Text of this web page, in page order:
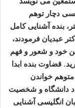
دچار توهم
بنده آشنایی کامل
عبدیان فرمودند،
خود و شعور و فهم
قضاوت بنده ابدا
خواندن
دانشگاه و شخصیت
انگلیسی آشنایی